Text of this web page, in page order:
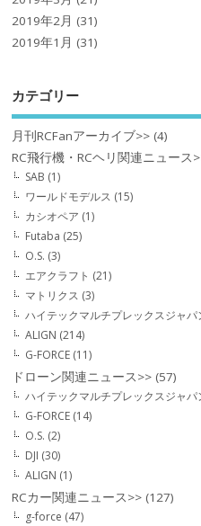
2019年2月 (31)
2019年1月 (31)
カテゴリー
月刊RCFanアーカイブ>> (4)
RC飛行機・RCヘリ関連ニュース
SAB (1)
ワールドモデルス (15)
カシオペア (1)
Futaba (25)
O.S. (3)
エアクラフト (21)
マトリクス (3)
ハイテックマルチプレックスジャパ
ALIGN (214)
G-FORCE (11)
ドローン関連ニュース>> (57)
ハイテックマルチプレックスジャパ
G-FORCE (14)
O.S. (2)
DJI (30)
ALIGN (1)
RCカー関連ニュース>> (127)
g-force (47)